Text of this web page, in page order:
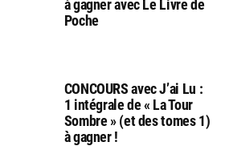
à gagner avec Le Livre de
Poche
CONCOURS avec J’ai Lu :
1 intégrale de « La Tour
Sombre » (et des tomes 1)
à gagner !